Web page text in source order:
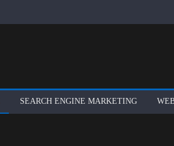
SEARCH ENGINE MARKETING